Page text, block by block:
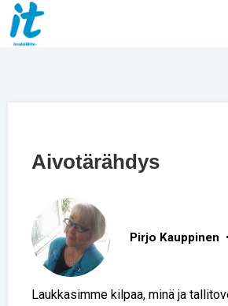
Aivotärähdys
Pirjo Kauppinen
Laukkasimme kilpaa, minä ja